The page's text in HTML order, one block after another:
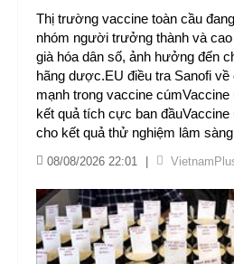
Thị trường vaccine toàn cầu
nhóm người trưởng thành và
già hóa dân số, ảnh hưởng đến
hãng dược.EU điều tra Sanofi về
mạnh trong vaccine
kết quả tích cực ban đầuVaccine
cho kết quả thử nghiệm lâm
08/08/2026 22:01